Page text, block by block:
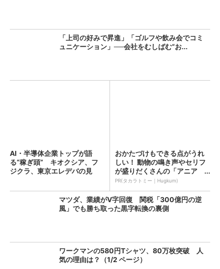
「上司の好みで昇進」「ゴルフや飲み会でコミ
ュニケーション」──会社をむしばむ“お...
AI・半導体企業トップが語
る“稼ぎ頭” キオクシア、フ
ジクラ、東京エレデバの見
おかたづけもできる点がうれ
しい！ 動物の鳴き声やセリフ
が盛りだくさんの「アニア ...
PR(タカラトミー｜Hugkum)
マツダ、業績がV字回復 関税「300億円の逆
風」でも勝ち取った黒字転換の裏側
ワークマンの580円Tシャツ、80万枚突破 人
気の理由は？（1/2 ページ）